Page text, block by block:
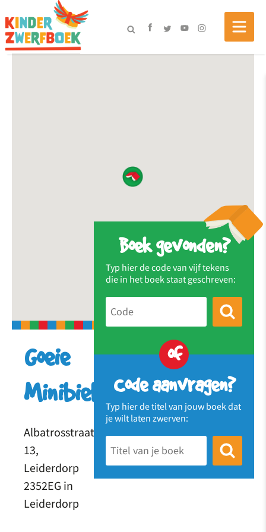
Boek gevonden?
Typ hier de code van vijf tekens
die in het boek staat geschreven:
of
Code aanvragen?
Typ hier de titel van jouw boek dat
je wilt laten zwerven:
Goeie
Minibieb
Albatrosstraat
13,
Leiderdorp
2352EG in
Leiderdorp